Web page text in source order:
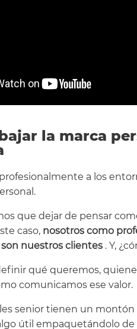
la marca
a los
que dejar de pensar
caso, nosotros como
nuestros clientes . Y,
qué queremos,
comunicamos ese valor.
senior tienen un
útil empaquetándolo de